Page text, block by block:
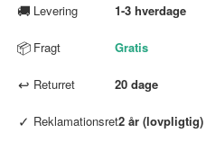
🚚 Levering 1-3 hverdage
📦 Fragt Gratis
↩ Returret 20 dage
✓ Reklamationsret2 år (lovpligtig)